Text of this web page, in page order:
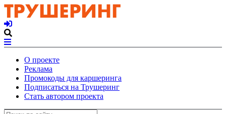
О проекте
Реклама
Промокоды для каршеринга
Подписаться на Трушеринг
Стать автором проекта